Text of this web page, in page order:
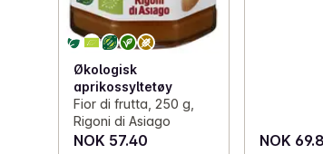
Økologisk
aprikossyltetøy
Fior di frutta, 250 g,
Rigoni di Asiago
NOK 57.40 NOK